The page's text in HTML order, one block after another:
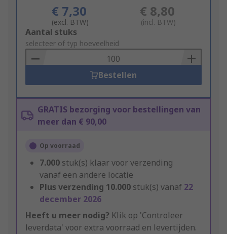
€ 7,30
(excl. BTW)
€ 8,80
(incl. BTW)
Add
to
Basket
Aantal stuks
selecteer of typ hoeveelheid
Bestellen
GRATIS bezorging voor bestellingen van
meer dan € 90,00
Op voorraad
7.000 stuk(s) klaar voor verzending
vanaf een andere locatie
Plus verzending 10.000 stuk(s) vanaf 22
december 2026
Heeft u meer nodig? Klik op 'Controleer
leverdata' voor extra voorraad en levertijden.